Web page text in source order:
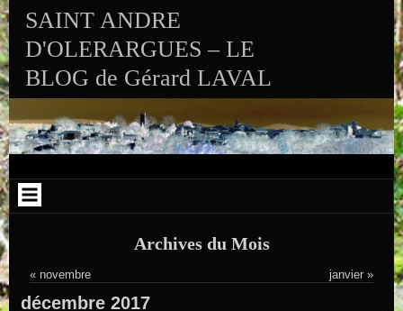
Skip to VISITS_COUNTER_WIDGET
SAINT ANDRE
D'OLERARGUES – LE
BLOG de Gérard LAVAL
Archives du Mois
« novembre janvier »
décembre 2017